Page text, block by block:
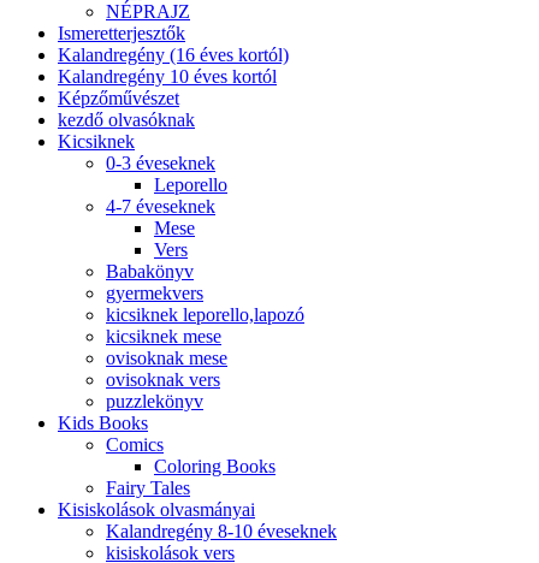
NÉPRAJZ
Ismeretterjesztők
Kalandregény (16 éves kortól)
Kalandregény 10 éves kortól
Képzőművészet
kezdő olvasóknak
Kicsiknek
0-3 éveseknek
Leporello
4-7 éveseknek
Mese
Vers
Babakönyv
gyermekvers
kicsiknek leporello,lapozó
kicsiknek mese
ovisoknak mese
ovisoknak vers
puzzlekönyv
Kids Books
Comics
Coloring Books
Fairy Tales
Kisiskolások olvasmányai
Kalandregény 8-10 éveseknek
kisiskolások vers